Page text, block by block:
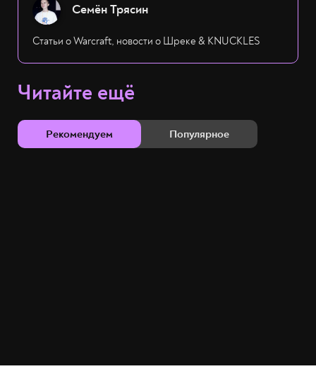
Семён Трясин
Статьи о Warcraft, новости о Шреке & KNUCKLES
Читайте ещё
Рекомендуем Популярное